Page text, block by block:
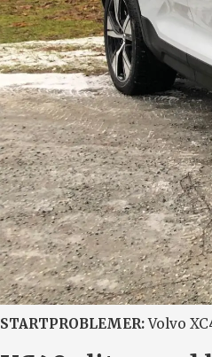
STARTPROBLEMER:Volvo